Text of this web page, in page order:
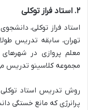
۲. استاد فراز توکلی
استاد فراز توکلی،
تهران، سابقه تدریس
معلم پروازی در
مجموعه کلاسینو تدریس
روش تدریس استاد
پرانرژی که مانع خستگی